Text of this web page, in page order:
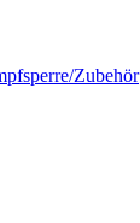
Zubehör